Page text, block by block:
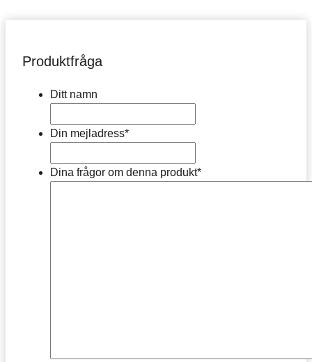
Produktfråga
Ditt namn
Din mejladress*
Dina frågor om denna produkt*